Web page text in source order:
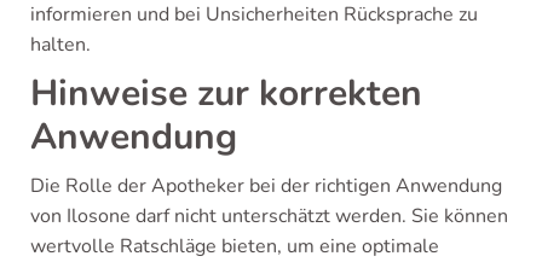
informieren und bei Unsicherheiten Rücksprache zu
halten.
Hinweise zur korrekten
Anwendung
Die Rolle der Apotheker bei der richtigen Anwendung
von Ilosone darf nicht unterschätzt werden. Sie können
wertvolle Ratschläge bieten, um eine optimale